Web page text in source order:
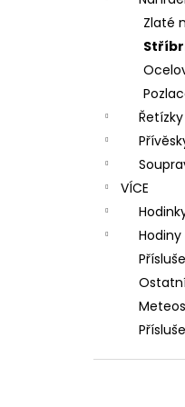
Zlaté
Řetízky
VÍCE
Hodiny